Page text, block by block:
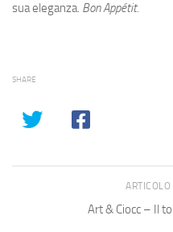
sua eleganza. Bon Appétit.
SHARE
Art & Ciocc – Il